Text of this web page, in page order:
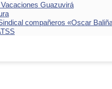
Guazuvirá
compañeros «Oscar